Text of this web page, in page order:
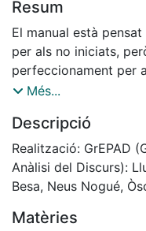
Resum
El manual està
per als no iniciats,
perfeccionament per
problemàtica i les
corresponents (en
l’aprenentatge), fins
veure amb qüestions
transcripció que es
notacions (gràfiques),
Més...
Descripció
Realització: GrEPAD
Anàlisi del Discurs):
Besa, Neus Nogué,
Matèries